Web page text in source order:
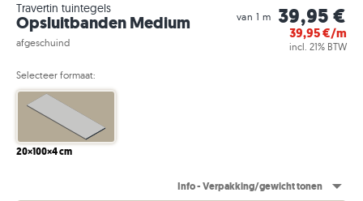
Travertin tuintegels
Opsluitbanden Medium
afgeschuind
van 1 m 39,95 €
39,95€/m
incl. 21% BTW
Selecteer formaat:
20×100×4 cm
Info - Verpakking/gewicht tonen